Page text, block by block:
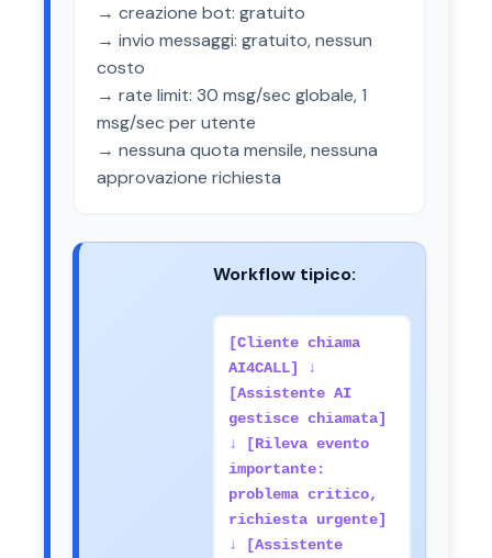
→ creazione bot: gratuito
→ invio messaggi: gratuito, nessun
costo
→ rate limit: 30 msg/sec globale, 1
msg/sec per utente
→ nessuna quota mensile, nessuna
approvazione richiesta
Workflow tipico:
[Cliente chiama
AI4CALL] ↓
[Assistente AI
gestisce chiamata]
↓ [Rileva evento
importante:
problema critico,
richiesta urgente]
↓ [Assistente